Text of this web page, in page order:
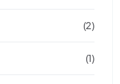
(2)
(1)